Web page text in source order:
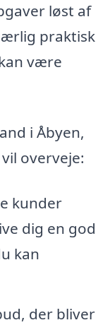
løst af
praktisk
være
i Åbyen,
overveje:
kunder
dig en god
kan
der bliver